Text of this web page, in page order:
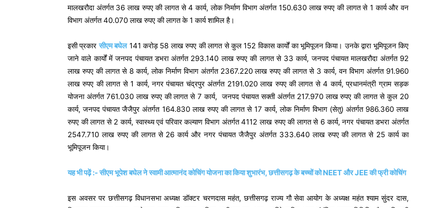
मालखरौदा अंतर्गत 36 लाख रुपए की लागत से 4 कार्य, लोक निर्माण विभाग अंतर्गत 150.630 लाख रुपए की लागत से 1 कार्य और वन
विभाग अंतर्गत 40.070 लाख रुपए की लागत के 1 कार्य शामिल है।
इसी प्रकारसीएम बघेल141 करोड़ 58 लाख रुपए की लागत से कुल 152 विकास कार्यों का भूमिपूजन किया। उनके द्वारा भूमिपूजन किए
जाने वाले कार्यों में जनपद पंचायत डभरा अंतर्गत 293.140 लाख रुपए की लागत से 33 कार्य, जनपद पंचायत मालखरौदा अंतर्गत 92
लाख रुपए की लागत से 8 कार्य, लोक निर्माण विभाग अंतर्गत 2367.220 लाख रुपए की लागत से 3 कार्य, वन विभाग अंतर्गत 91.960
लाख रुपए की लागत से 1 कार्य, नगर पंचायत चंद्रपुर अंतर्गत 2191.020 लाख रुपए की लागत से 4 कार्य, प्रधानमंत्री ग्राम सड़क
योजना अंतर्गत 761.030 लाख रुपए की लागत से 7 कार्य, जनपद पंचायत सक्ती अंतर्गत 217.970 लाख रुपए की लागत से कुल 20
कार्य, जनपद पंचायत जैजैपुर अंतर्गत 164.830 लाख रुपए की लागत से 17 कार्य, लोक निर्माण विभाग (सेतु) अंतर्गत 986.360 लाख
रुपए की लागत से 2 कार्य, स्वास्थ्य एवं परिवार कल्याण विभाग अंतर्गत 4112 लाख रुपए की लागत से 6 कार्य, नगर पंचायत डभरा अंतर्गत
2547.710 लाख रुपए की लागत से 26 कार्य और नगर पंचायत जैजैपुर अंतर्गत 333.640 लाख रुपए की लागत से 25 कार्य का
भूमिपूजन किया।
यह भी पढ़ें :- सीएम भूपेश बघेल ने स्वामी आत्मानंद कोचिंग योजना का किया शुभारंभ, छत्तीसगढ़ के बच्चों को NEET और JEE की फ्री कोचिंग
इस अवसर पर छत्तीसगढ़ विधानसभा अध्यक्ष डॉक्टर चरणदास महंत, छत्तीसगढ़ राज्य गौ सेवा आयोग के अध्यक्ष महंत श्याम सुंदर दास,